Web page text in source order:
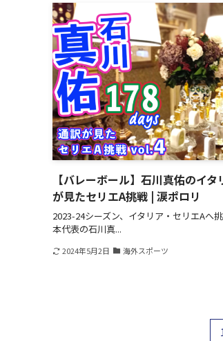
【バレーボール】石川真佑のイ
が見たセリエA挑戦 | 涙ポロリ
2023-24シーズン、イタリア・セリエAへ
本代表の石川真...
2024年5月2日 海外スポーツ